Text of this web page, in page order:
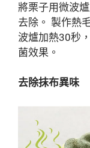
將栗子用微波
去除。 製作熱
波爐加熱30秒
菌效果。
去除抹布異味